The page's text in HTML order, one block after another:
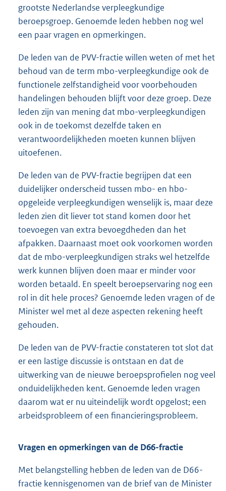
grootste Nederlandse verpleegkundige
beroepsgroep. Genoemde leden hebben nog wel
een paar vragen en opmerkingen.
De leden van de PVV-fractie willen weten of met het
behoud van de term mbo-verpleegkundige ook de
functionele zelfstandigheid voor voorbehouden
handelingen behouden blijft voor deze groep. Deze
leden zijn van mening dat mbo-verpleegkundigen
ook in de toekomst dezelfde taken en
verantwoordelijkheden moeten kunnen blijven
uitoefenen.
De leden van de PVV-fractie begrijpen dat een
duidelijker onderscheid tussen mbo- en hbo-
opgeleide verpleegkundigen wenselijk is, maar deze
leden zien dit liever tot stand komen door het
toevoegen van extra bevoegdheden dan het
afpakken. Daarnaast moet ook voorkomen worden
dat de mbo-verpleegkundigen straks wel hetzelfde
werk kunnen blijven doen maar er minder voor
worden betaald. En speelt beroepservaring nog een
rol in dit hele proces? Genoemde leden vragen of de
Minister wel met al deze aspecten rekening heeft
gehouden.
De leden van de PVV-fractie constateren tot slot dat
er een lastige discussie is ontstaan en dat de
uitwerking van de nieuwe beroepsprofielen nog veel
onduidelijkheden kent. Genoemde leden vragen
daarom wat er nu uiteindelijk wordt opgelost; een
arbeidsprobleem of een financieringsprobleem.
Vragen en opmerkingen van de D66-fractie
Met belangstelling hebben de leden van de D66-
fractie kennisgenomen van de brief van de Minister